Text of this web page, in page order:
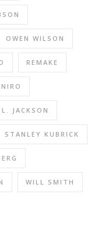
OWEN WILSON
REMAKE
JACKSON
STANLEY KUBRICK
WILL SMITH